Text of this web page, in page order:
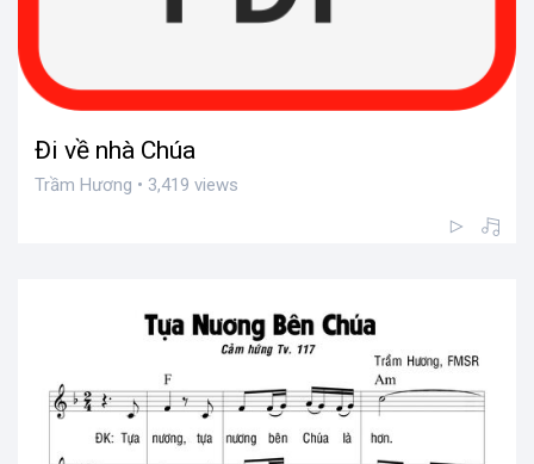
Đi về nhà Chúa
Trầm Hương • 3,419 views